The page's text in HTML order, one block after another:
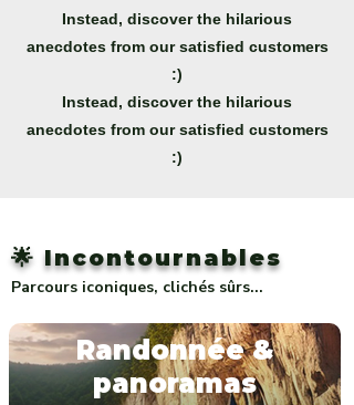
Instead, discover the hilarious
anecdotes from our satisfied customers
:)
Instead, discover the hilarious
anecdotes from our satisfied customers
:)
🌟 Incontournables
Parcours iconiques, clichés sûrs...
Randonnée &
panoramas